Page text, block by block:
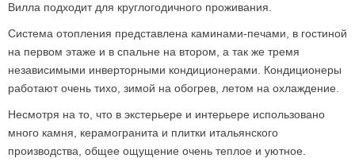
Вилла подходит для круглогодичного проживания.
Система отопления представлена каминами-печами, в гостиной
на первом этаже и в спальне на втором, а так же тремя
независимыми инверторными кондиционерами. Кондиционеры
работают очень тихо, зимой на обогрев, летом на охлаждение.
Несмотря на то, что в экстерьере и интерьере использовано
много камня, керамогранита и плитки итальянского
производства, общее ощущение очень теплое и уютное.